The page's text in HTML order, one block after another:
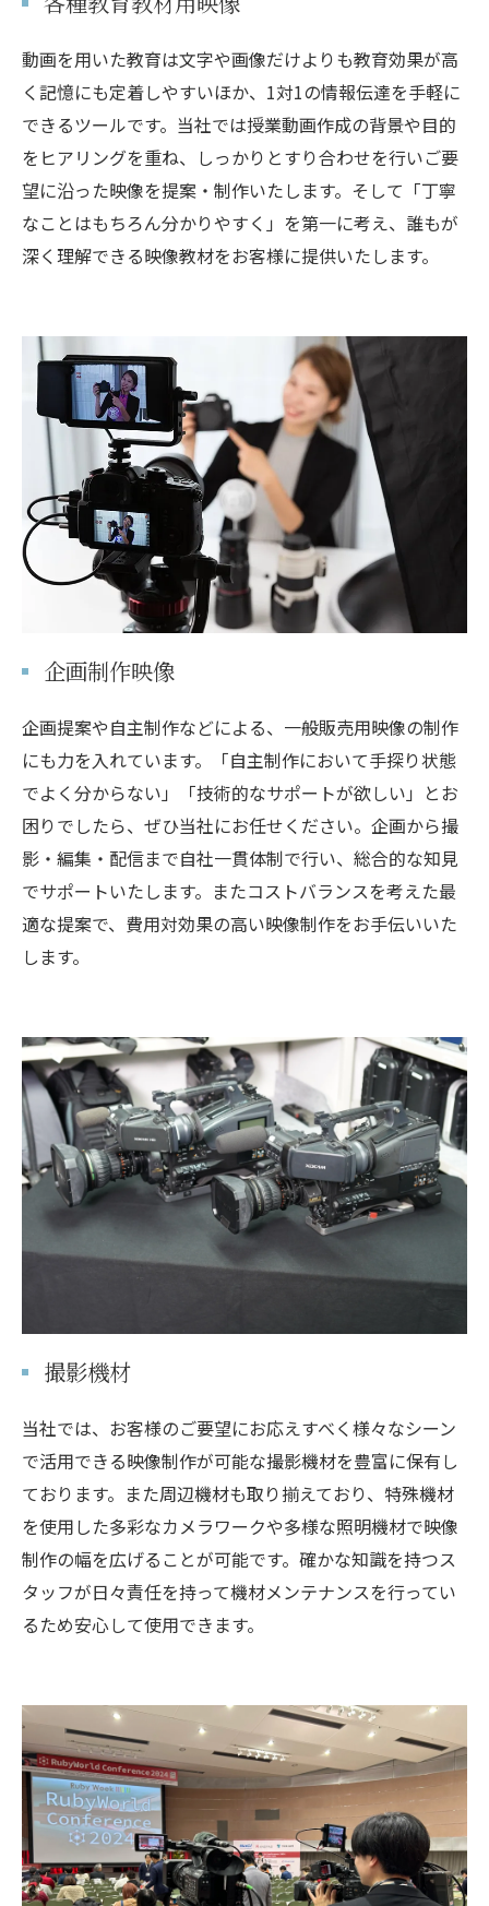
動画を用いた教育は文字や画像だけよりも教育効果が高
く記憶にも定着しやすいほか、1対1の情報伝達を手軽に
できるツールです。当社では授業動画作成の背景や目的
をヒアリングを重ね、しっかりとすり合わせを行いご要
望に沿った映像を提案・制作いたします。そして「丁寧
なことはもちろん分かりやすく」を第一に考え、誰もが
深く理解できる映像教材をお客様に提供いたします。
企画制作映像
企画提案や自主制作などによる、一般販売用映像の制作
にも力を入れています。「自主制作において手探り状態
でよく分からない」「技術的なサポートが欲しい」とお
困りでしたら、ぜひ当社にお任せください。企画から撮
影・編集・配信まで自社一貫体制で行い、総合的な知見
でサポートいたします。またコストバランスを考えた最
適な提案で、費用対効果の高い映像制作をお手伝いいた
します。
撮影機材
当社では、お客様のご要望にお応えすべく様々なシーン
で活用できる映像制作が可能な撮影機材を豊富に保有し
ております。また周辺機材も取り揃えており、特殊機材
を使用した多彩なカメラワークや多様な照明機材で映像
制作の幅を広げることが可能です。確かな知識を持つス
タッフが日々責任を持って機材メンテナンスを行ってい
るため安心して使用できます。